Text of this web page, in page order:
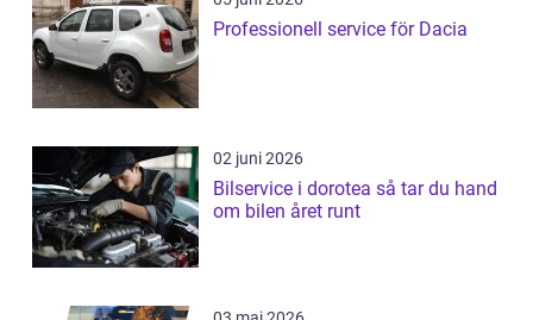
Professionell service för Dacia
02 juni 2026
Bilservice i dorotea så tar du hand
om bilen året runt